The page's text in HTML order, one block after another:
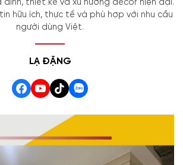
thiết kế và xu hướng decor hiện đại.
hữu ích, thực tế và phù hợp với nhu cầu
người dùng Việt.
LẠ ĐẶNG